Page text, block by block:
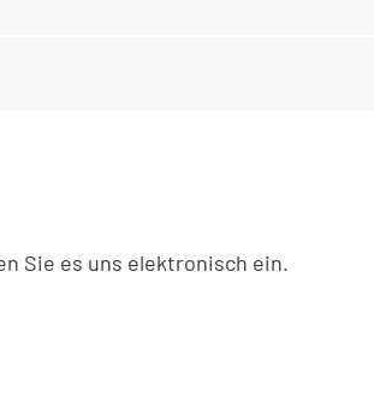
Sie es uns elektronisch ein.